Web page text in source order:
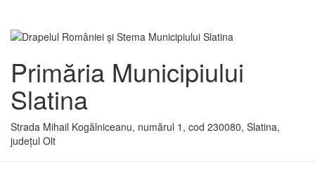
Primăria Municipiului
Slatina
Strada Mihail Kogălniceanu, numărul 1, cod 230080, Slatina,
județul Olt